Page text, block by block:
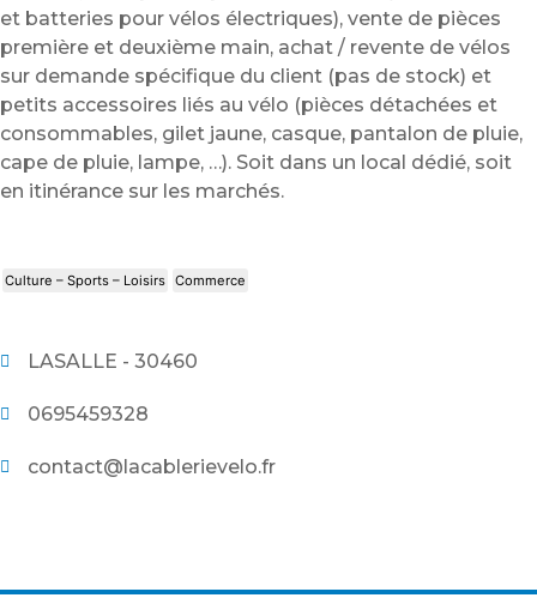
et batteries pour vélos électriques), vente de pièces
première et deuxième main, achat / revente de vélos
sur demande spécifique du client (pas de stock) et
petits accessoires liés au vélo (pièces détachées et
consommables, gilet jaune, casque, pantalon de pluie,
cape de pluie, lampe, …). Soit dans un local dédié, soit
en itinérance sur les marchés.
Culture – Sports – Loisirs Commerce
LASALLE - 30460
0695459328
contact@lacablerievelo.fr